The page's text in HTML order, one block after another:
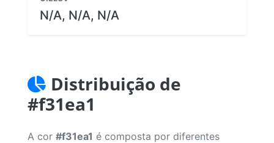
N/A, N/A, N/A
Distribuição de
#f31ea1
A cor #f31ea1 é composta por diferentes